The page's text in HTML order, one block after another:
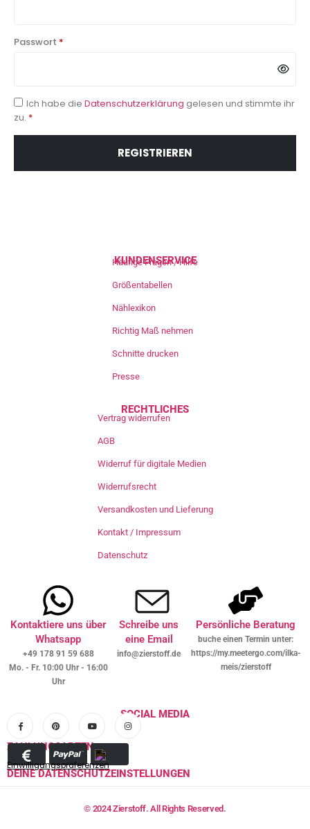
Passwort *
Ich habe die Datenschutzerklärung gelesen und stimmte ihr
zu. *
REGISTRIEREN
KUNDENSERVICE
Häufige Fragen / Hilfe
Größentabellen
Nählexikon
Richtig Maß nehmen
Schnitte drucken
Presse
RECHTLICHES
Vertrag widerrufen
AGB
Widerruf für digitale Medien
Widerrufsrecht
Versandkosten und Lieferung
Kontakt / Impressum
Datenschutz
Kontaktiere uns über
Whatsapp
+49 178 91 59 688
Mo. - Fr. 10:00 Uhr - 16:00
Uhr
Schreibe uns
eine Email
info@zierstoff.de
Persönliche Beratung
buche einen Termin unter:
https://my.meetergo.com/ilka-
meis/zierstoff
SOCIAL MEDIA
ZAHLUNGSARTEN
DEINE DATENSCHUTZEINSTELLUNGEN
Einwilligungspräferenzen
© 2024 Zierstoff. All Rights Reserved.